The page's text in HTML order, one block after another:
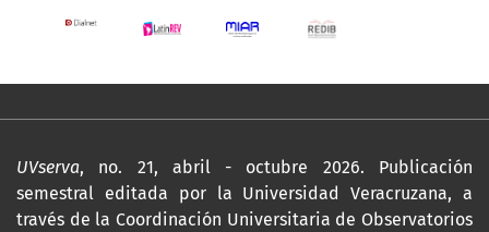
UVserva, no. 21, abril - octubre 2026. Publicación
semestral editada por la Universidad Veracruzana, a
través de la Coordinación Universitaria de Observatorios